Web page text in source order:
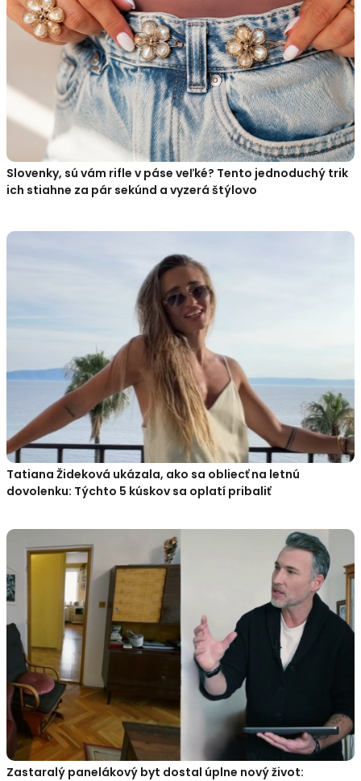
Slovenky, sú vám rifle v páse veľké? Tento jednoduchý trik
ich stiahne za pár sekúnd a vyzerá štýlovo
Tatiana Žideková ukázala, ako sa obliecť na letnú
dovolenku: Týchto 5 kúskov sa oplatí pribaliť
Zastaralý panelákový byt dostal úplne nový život: